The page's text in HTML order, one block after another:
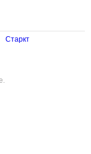
Старкт